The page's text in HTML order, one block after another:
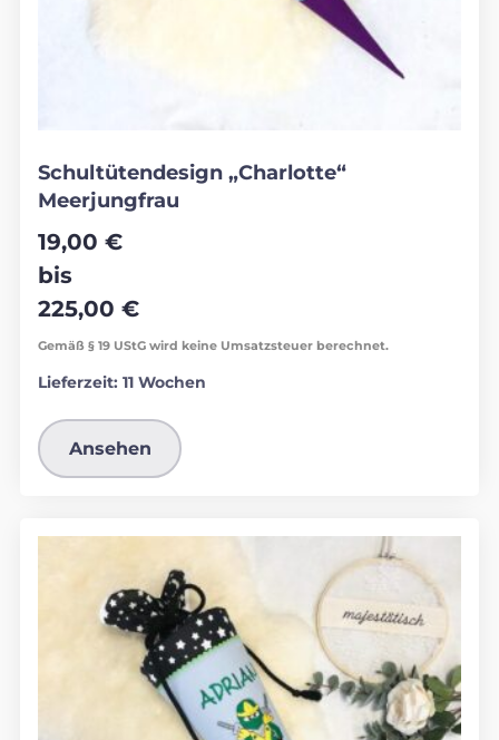
Schultütendesign „Charlotte“
Meerjungfrau
19,00 €
bis
225,00 €
Gemäß § 19 UStG wird keine Umsatzsteuer berechnet.
Lieferzeit: 11 Wochen
Ansehen